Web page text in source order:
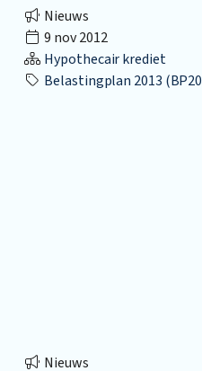
Nieuws
9 nov 2012
Hypothecair krediet
Belastingplan 2013 (BP2013)
Nieuws